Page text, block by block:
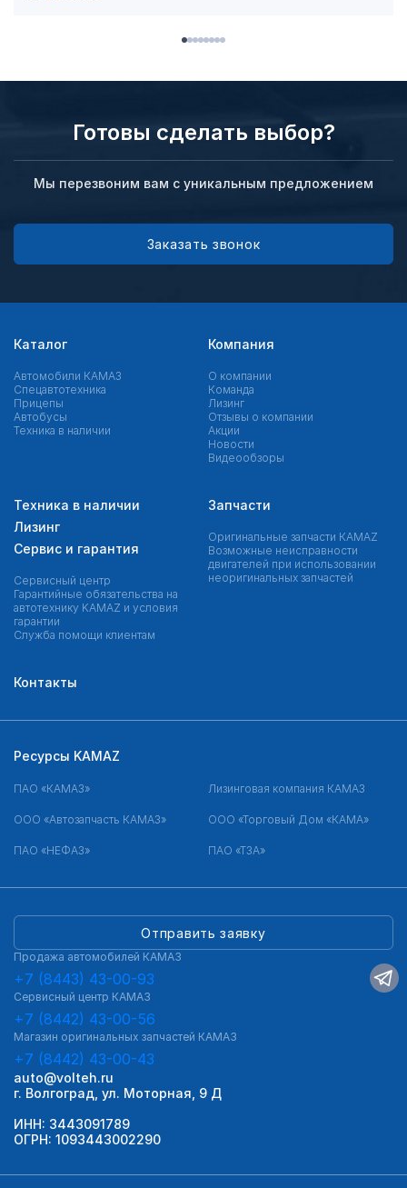
Готовы сделать выбор?
Мы перезвоним вам с уникальным предложением
Заказать звонок
Каталог
Автомобили КАМАЗ
Спецавтотехника
Прицепы
Автобусы
Техника в наличии
Компания
О компании
Команда
Лизинг
Отзывы о компании
Акции
Новости
Видеообзоры
Техника в наличии
Лизинг
Сервис и гарантия
Сервисный центр
Гарантийные обязательства на
автотехнику KAMAZ и условия
гарантии
Служба помощи клиентам
Запчасти
Оригинальные запчасти КAMAZ
Возможные неисправности
двигателей при использовании
неоригинальных запчастей
Контакты
Отправить заявку
Продажа автомобилей КАМАЗ
+7 (8443) 43-00-93
Сервисный центр КАМАЗ
+7 (8442) 43-00-56
Магазин оригинальных запчастей КАМАЗ
+7 (8442) 43-00-43
auto@volteh.ru
г. Волгоград, ул. Моторная, 9 Д
ИНН: 3443091789
ОГРН: 1093443002290
Ресурсы KAMAZ
ПАО «КАМАЗ» Лизинговая компания КАМАЗ
ООО «Автозапчасть КАМАЗ» ООО «Торговый Дом «КАМА»
ПАО «НЕФАЗ» ПАО «ТЗА»